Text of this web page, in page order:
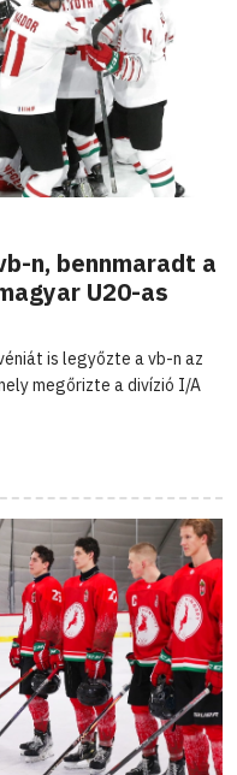
n, bennmaradt a
U20-as
is legyőzte a vb-n az
megőrizte a divízió I/A